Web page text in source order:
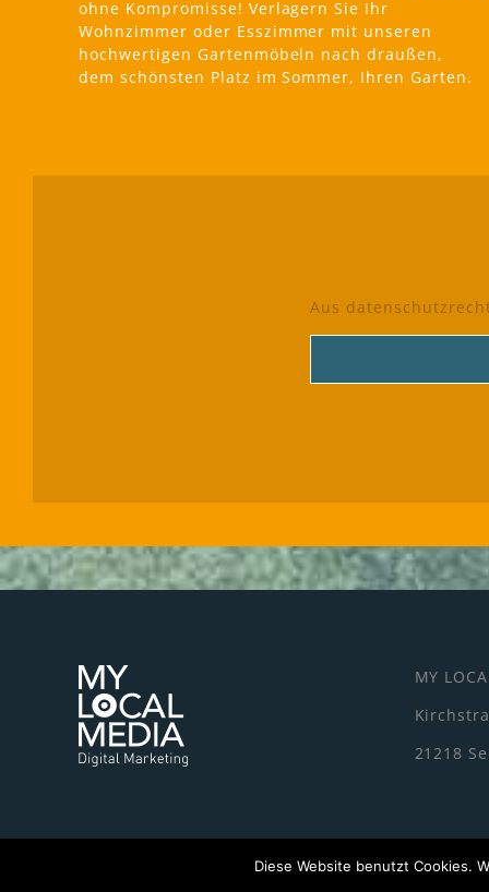
ohne Kompromisse! Verlagern Sie Ihr
Wohnzimmer oder Esszimmer mit unseren
hochwertigen Gartenmöbeln nach draußen,
dem schönsten Platz im Sommer, Ihren Garten.
Aus
MY
21218
Diese Website benutzt Cookies.